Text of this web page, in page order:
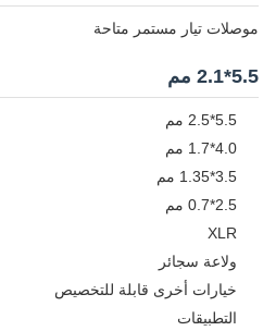
موصلات تيار مستمر متاحة
5.5*2.1 مم
5.5*2.5 مم
4.0*1.7 مم
3.5*1.35 مم
2.5*0.7 مم
XLR
ولاعة سجائر
خيارات أخرى قابلة للتخصيص
التطبيقات